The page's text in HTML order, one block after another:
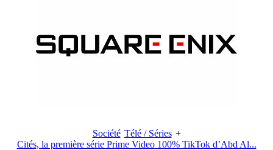
Société Télé / Séries +
Cités, la première série Prime Video 100% TikTok d’Abd Al...